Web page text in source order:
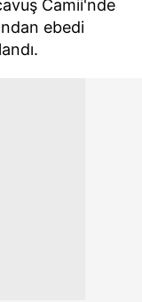
Camii'nde
ebedi